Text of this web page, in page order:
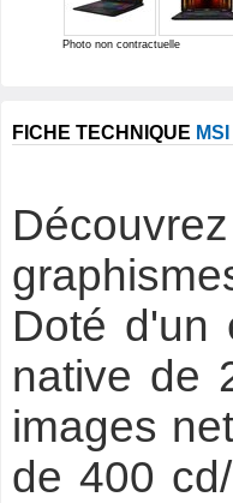
Photo non contractuelle
FICHE TECHNIQUE
Doté d'un
native de
images
de 400